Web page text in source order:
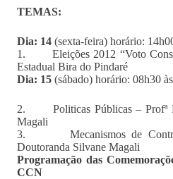
TEMAS:
Dia: 14 (sexta-feira) horário:
1. Eleições 2012 “Voto
Estadual Bira do Pindaré
Dia: 15 (sábado) horário: 08h30
2. Politicas Públicas – Profª
Magali
3. Mecanismos de
Doutoranda Silvane Magali
Programação das
CCN